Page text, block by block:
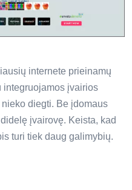
internete prieinamų
integruojamos įvairios
diegti. Be įdomaus
įvairovę. Keista, kad
turi tiek daug galimybių.